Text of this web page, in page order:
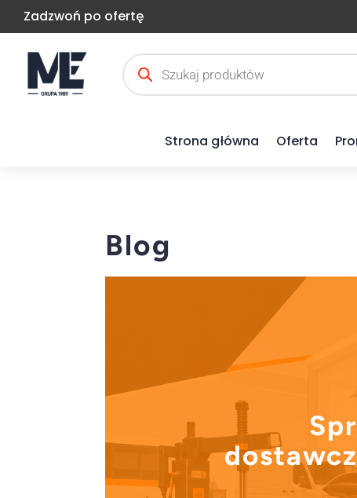
Zadzwoń po ofertę
Wyszukiwarka
produktów
Strona główna Oferta
Blog